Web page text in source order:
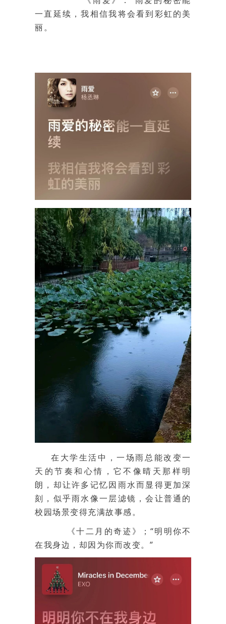
一直延续，我相信我将会看到彩虹的美
丽。
在大学生活中，一场雨总能改变一
天的节奏和心情，它不像晴天那样明
朗，却让许多记忆因雨水而显得更加深
刻，似乎雨水像一层滤镜，会让普通的
校园场景变得充满故事感。
《十二月的奇迹》；“明明你不
在我身边，却因为你而改变。”